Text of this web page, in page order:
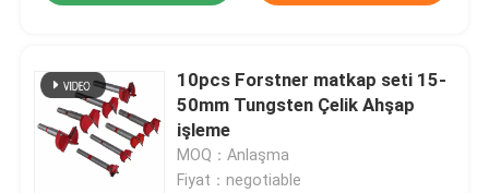
10pcs Forstner matkap seti 15-
50mm Tungsten Çelik Ahşap
işleme
MOQ：Anlaşma
Fiyat：negotiable